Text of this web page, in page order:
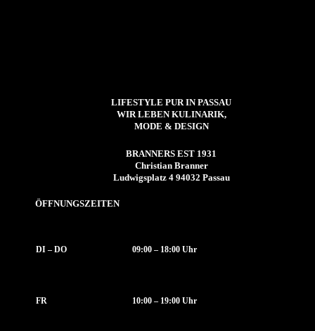
LIFESTYLE PUR IN PASSAU
WIR LEBEN KULINARIK,
MODE & DESIGN
BRANNERS EST 1931
Christian Branner
Ludwigsplatz 4 94032 Passau
ÖFFNUNGSZEITEN
DI – DO 09:00 – 18:00 Uhr
FR 10:00 – 19:00 Uhr